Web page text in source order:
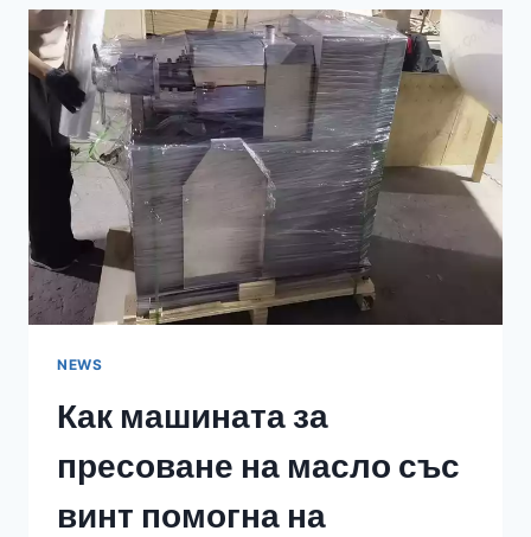
OIL
HYDRAULIC
PRESS
MACHINE
WORK?
NEWS
Как машината за
пресоване на масло със
винт помогна на